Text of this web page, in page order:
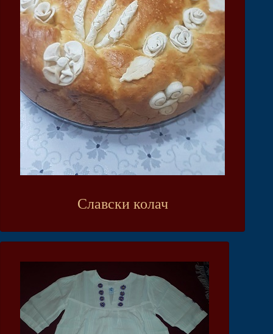
Славски колач